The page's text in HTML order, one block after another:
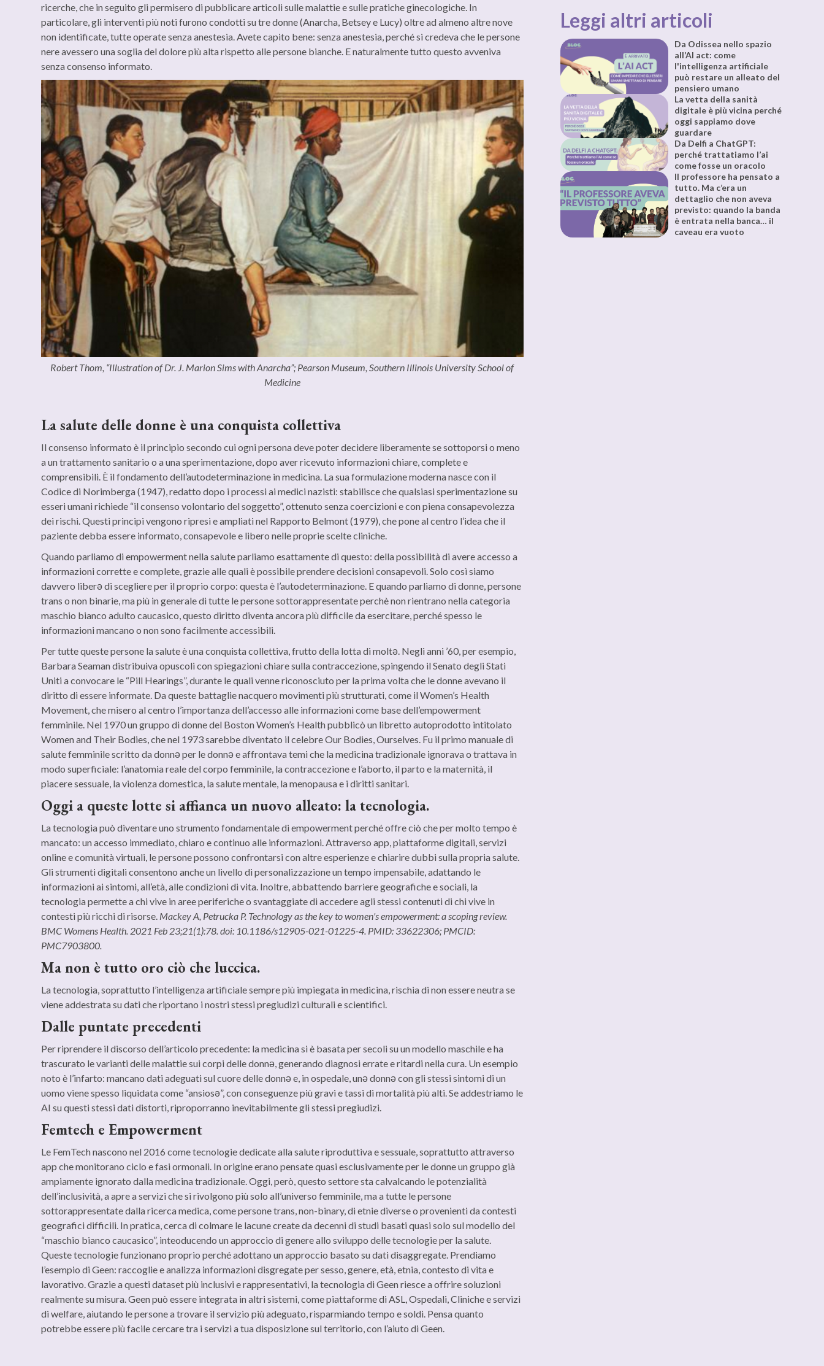
ricerche, che in seguito gli permisero di pubblicare articoli sulle malattie e sulle pratiche ginecologiche. In
particolare, gli interventi più noti furono condotti su tre donne (Anarcha, Betsey e Lucy) oltre ad almeno altre nove
non identificate, tutte operate senza anestesia. Avete capito bene: senza anestesia, perché si credeva che le persone
nere avessero una soglia del dolore più alta rispetto alle persone bianche. E naturalmente tutto questo avveniva
senza consenso informato.
Robert Thom, “Illustration of Dr. J. Marion Sims with Anarcha”; Pearson Museum, Southern Illinois University School of
Medicine
La salute delle donne è una conquista collettiva
Il consenso informato è il principio secondo cui ogni persona deve poter decidere liberamente se sottoporsi o meno
a un trattamento sanitario o a una sperimentazione, dopo aver ricevuto informazioni chiare, complete e
comprensibili. È il fondamento dell’autodeterminazione in medicina. La sua formulazione moderna nasce con il
Codice di Norimberga (1947), redatto dopo i processi ai medici nazisti: stabilisce che qualsiasi sperimentazione su
esseri umani richiede “il consenso volontario del soggetto”, ottenuto senza coercizioni e con piena consapevolezza
dei rischi. Questi principi vengono ripresi e ampliati nel Rapporto Belmont (1979), che pone al centro l’idea che il
paziente debba essere informato, consapevole e libero nelle proprie scelte cliniche.
Quando parliamo di empowerment nella salute parliamo esattamente di questo: della possibilità di avere accesso a
informazioni corrette e complete, grazie alle quali è possibile prendere decisioni consapevoli. Solo così siamo
davvero liberǝ di scegliere per il proprio corpo: questa è l’autodeterminazione. E quando parliamo di donne, persone
trans o non binarie, ma più in generale di tutte le persone sottorappresentate perchè non rientrano nella categoria
maschio bianco adulto caucasico, questo diritto diventa ancora più difficile da esercitare, perché spesso le
informazioni mancano o non sono facilmente accessibili.
Per tutte queste persone la salute è una conquista collettiva, frutto della lotta di moltǝ. Negli anni ’60, per esempio,
Barbara Seaman distribuiva opuscoli con spiegazioni chiare sulla contraccezione, spingendo il Senato degli Stati
Uniti a convocare le “Pill Hearings”, durante le quali venne riconosciuto per la prima volta che le donne avevano il
diritto di essere informate. Da queste battaglie nacquero movimenti più strutturati, come il Women’s Health
Movement, che misero al centro l’importanza dell’accesso alle informazioni come base dell’empowerment
femminile. Nel 1970 un gruppo di donne del Boston Women’s Health pubblicò un libretto autoprodotto intitolato
Women and Their Bodies, che nel 1973 sarebbe diventato il celebre Our Bodies, Ourselves. Fu il primo manuale di
salute femminile scritto da donnǝ per le donnǝ e affrontava temi che la medicina tradizionale ignorava o trattava in
modo superficiale: l’anatomia reale del corpo femminile, la contraccezione e l’aborto, il parto e la maternità, il
piacere sessuale, la violenza domestica, la salute mentale, la menopausa e i diritti sanitari.
Oggi a queste lotte si affianca un nuovo alleato: la tecnologia.
La tecnologia può diventare uno strumento fondamentale di empowerment perché offre ciò che per molto tempo è
mancato: un accesso immediato, chiaro e continuo alle informazioni. Attraverso app, piattaforme digitali, servizi
online e comunità virtuali, le persone possono confrontarsi con altre esperienze e chiarire dubbi sulla propria salute.
Gli strumenti digitali consentono anche un livello di personalizzazione un tempo impensabile, adattando le
informazioni ai sintomi, all’età, alle condizioni di vita. Inoltre, abbattendo barriere geografiche e sociali, la
tecnologia permette a chi vive in aree periferiche o svantaggiate di accedere agli stessi contenuti di chi vive in
contesti più ricchi di risorse. Mackey A, Petrucka P. Technology as the key to women's empowerment: a scoping review.
BMC Womens Health. 2021 Feb 23;21(1):78. doi: 10.1186/s12905-021-01225-4. PMID: 33622306; PMCID:
PMC7903800.
Ma non è tutto oro ciò che luccica.
La tecnologia, soprattutto l’intelligenza artificiale sempre più impiegata in medicina, rischia di non essere neutra se
viene addestrata su dati che riportano i nostri stessi pregiudizi culturali e scientifici.
Dalle puntate precedenti
Per riprendere il discorso dell’articolo precedente: la medicina si è basata per secoli su un modello maschile e ha
trascurato le varianti delle malattie sui corpi delle donnǝ, generando diagnosi errate e ritardi nella cura. Un esempio
noto è l’infarto: mancano dati adeguati sul cuore delle donnǝ e, in ospedale, unǝ donnǝ con gli stessi sintomi di un
uomo viene spesso liquidata come “ansiosǝ”, con conseguenze più gravi e tassi di mortalità più alti. Se addestriamo le
AI su questi stessi dati distorti, riproporranno inevitabilmente gli stessi pregiudizi.
Femtech e Empowerment
Le FemTech nascono nel 2016 come tecnologie dedicate alla salute riproduttiva e sessuale, soprattutto attraverso
app che monitorano ciclo e fasi ormonali. In origine erano pensate quasi esclusivamente per le donne un gruppo già
ampiamente ignorato dalla medicina tradizionale. Oggi, però, questo settore sta calvalcando le potenzialità
dell’inclusività, a apre a servizi che si rivolgono più solo all’universo femminile, ma a tutte le persone
sottorappresentate dalla ricerca medica, come persone trans, non-binary, di etnie diverse o provenienti da contesti
geografici difficili. In pratica, cerca di colmare le lacune create da decenni di studi basati quasi solo sul modello del
“maschio bianco caucasico”, inteoducendo un approccio di genere allo sviluppo delle tecnologie per la salute.
Queste tecnologie funzionano proprio perché adottano un approccio basato su dati disaggregate. Prendiamo
l’esempio di Geen: raccoglie e analizza informazioni disgregate per sesso, genere, età, etnia, contesto di vita e
lavorativo. Grazie a questi dataset più inclusivi e rappresentativi, la tecnologia di Geen riesce a offrire soluzioni
realmente su misura. Geen può essere integrata in altri sistemi, come piattaforme di ASL, Ospedali, Cliniche e servizi
di welfare, aiutando le persone a trovare il servizio più adeguato, risparmiando tempo e soldi. Pensa quanto
potrebbe essere più facile cercare tra i servizi a tua disposizione sul territorio, con l’aiuto di Geen.
Leggi altri articoli
Da Odissea nello spazio
all’AI act: come
l'intelligenza artificiale
può restare un alleato del
pensiero umano
La vetta della sanità
digitale è più vicina perché
oggi sappiamo dove
guardare
Da Delfi a ChatGPT:
perché trattatiamo l’ai
come fosse un oracolo
Il professore ha pensato a
tutto. Ma c’era un
dettaglio che non aveva
previsto: quando la banda
è entrata nella banca… il
caveau era vuoto